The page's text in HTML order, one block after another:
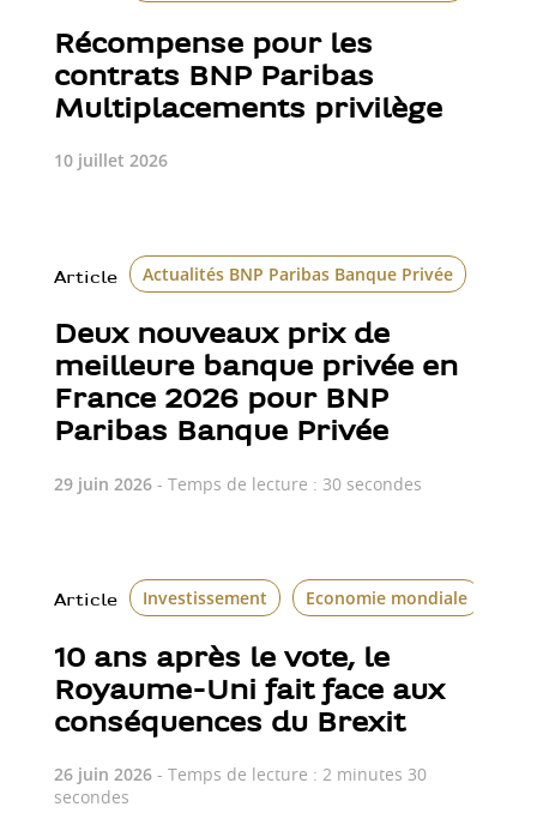
Récompense pour les
contrats BNP Paribas
Multiplacements privilège
10 juillet 2026
Article Actualités BNP Paribas Banque Privée
Deux nouveaux prix de
meilleure banque privée en
France 2026 pour BNP
Paribas Banque Privée
29 juin 2026- Temps de lecture : 30 secondes
Article Investissement Economie mondiale
10 ans après le vote, le
Royaume-Uni fait face aux
conséquences du Brexit
26 juin 2026- Temps de lecture : 2 minutes 30
secondes